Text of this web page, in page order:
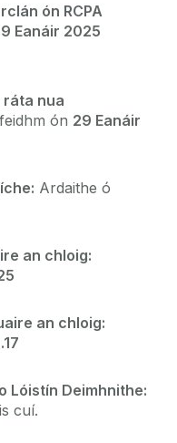
ón RCPA
Eanáir 2025
ráta nua
ón 29 Eanáir
Ardaithe ó
an chloig:
an chloig:
Lóistín Deimhnithe:
cuí.